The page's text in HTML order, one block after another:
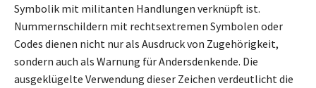
Symbolik mit militanten Handlungen verknüpft ist.
Nummernschildern mit rechtsextremen Symbolen oder
Codes dienen nicht nur als Ausdruck von Zugehörigkeit,
sondern auch als Warnung für Andersdenkende. Die
ausgeklügelte Verwendung dieser Zeichen verdeutlicht die